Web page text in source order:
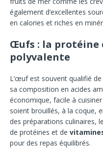
également d’excellentes
en calories et riches en
Œufs : la protéine
polyvalente
L’œuf est souvent qualifié
sa composition en acides
économique, facile à
soient brouillés, à la coque,
des préparations culinaires,
de protéines et de
pour des repas équilibrés.